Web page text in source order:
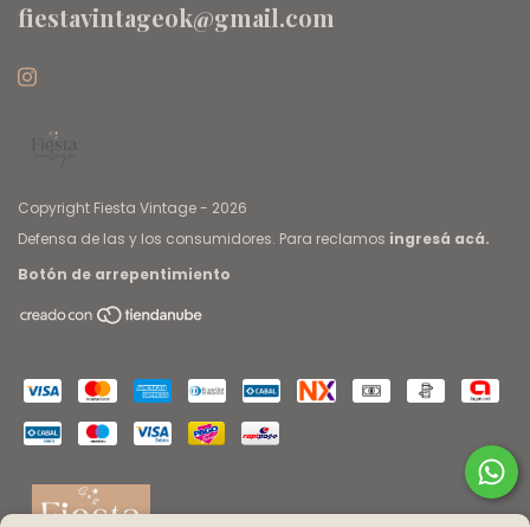
fiestavintageok@gmail.com
Copyright Fiesta Vintage - 2026
Defensa de las y los consumidores. Para reclamos ingresá acá.
Botón de arrepentimiento